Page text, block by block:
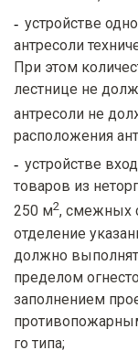
устройстве
антресоли
При этом
лестнице не
антресоли не
расположения
устройстве
товаров из
250 м2, смежных
отделение
должно
пределом
заполнением
го типа;